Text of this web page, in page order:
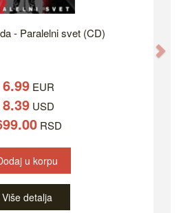
- Paralelni svet (CD)
6.99 EUR
8.39 USD
RSD
u korpu
Više detalja